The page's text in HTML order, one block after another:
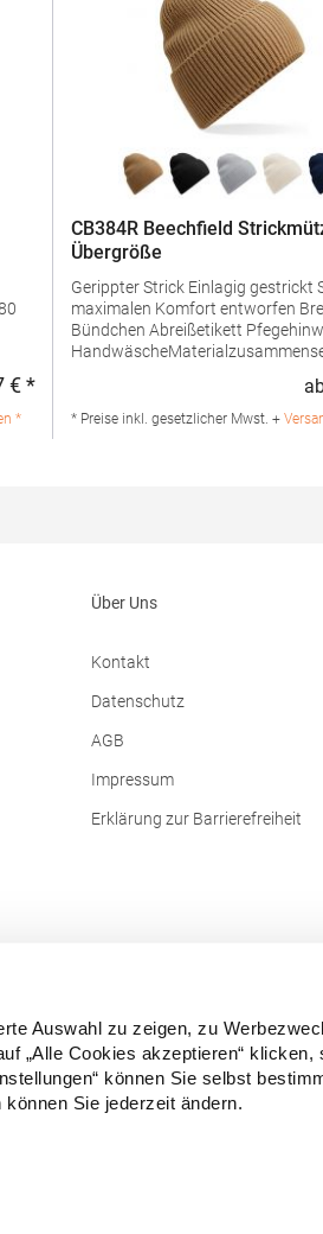
Auswahl zu zeigen, zu
„Alle Cookies akzeptieren“ klicken,
können Sie selbst
Sie jederzeit ändern.
57 Regulärer Preis:
€ *
*
CB384R Beechfield
Übergröße
Gerippter Strick Einlagig gestrickt Speziell für
maximalen Komfort entworfen Breite
Bündchen Abreißetikett Pfegehinweis:
ElasthanArtikelname: Oversized
Beanie Angaben zur
* Preise inkl. gesetzlicher Mwst. +
Über Uns
Kontakt
Datenschutz
AGB
Impressum
Erklärung zur Barrierefreiheit